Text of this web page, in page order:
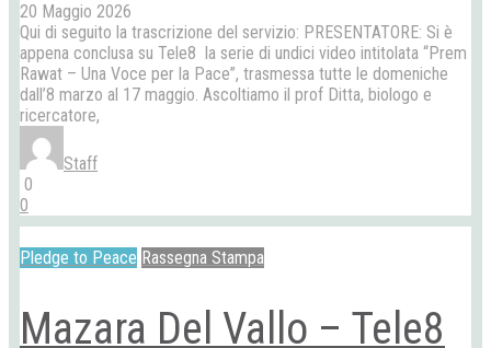
20 Maggio 2026
Qui di seguito la trascrizione del servizio: PRESENTATORE: Si è
appena conclusa su Tele8 la serie di undici video intitolata “Prem
Rawat – Una Voce per la Pace”, trasmessa tutte le domeniche
dall’8 marzo al 17 maggio. Ascoltiamo il prof Ditta, biologo e
ricercatore,
Staff
0
0
Pledge to Peace Rassegna Stampa
Mazara Del Vallo – Tele8